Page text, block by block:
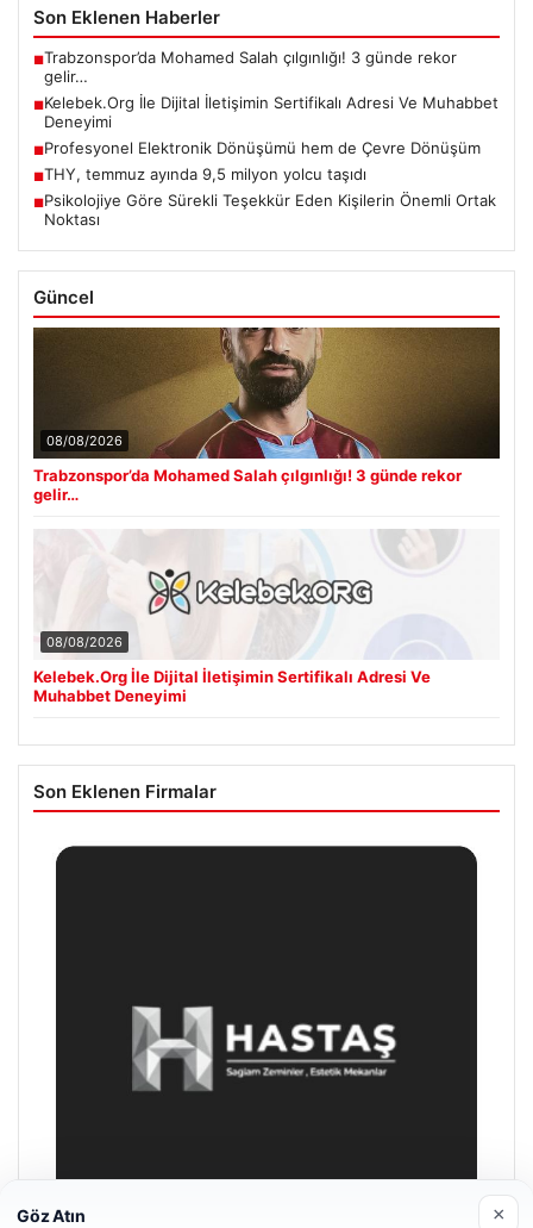
Son Eklenen Haberler
■Trabzonspor’da Mohamed Salah çılgınlığı! 3 günde rekor
gelir…
■Kelebek.Org İle Dijital İletişimin Sertifikalı Adresi Ve Muhabbet
Deneyimi
■Profesyonel Elektronik Dönüşümü hem de Çevre Dönüşüm
■THY, temmuz ayında 9,5 milyon yolcu taşıdı
■Psikolojiye Göre Sürekli Teşekkür Eden Kişilerin Önemli Ortak
Noktası
Güncel
08/08/2026
Trabzonspor’da Mohamed Salah çılgınlığı! 3 günde rekor
gelir…
08/08/2026
Kelebek.Org İle Dijital İletişimin Sertifikalı Adresi Ve
Muhabbet Deneyimi
Son Eklenen Firmalar
Göz Atın ×